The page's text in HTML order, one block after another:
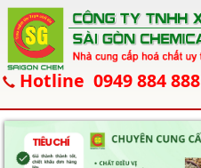
Hotline 0949 884 888